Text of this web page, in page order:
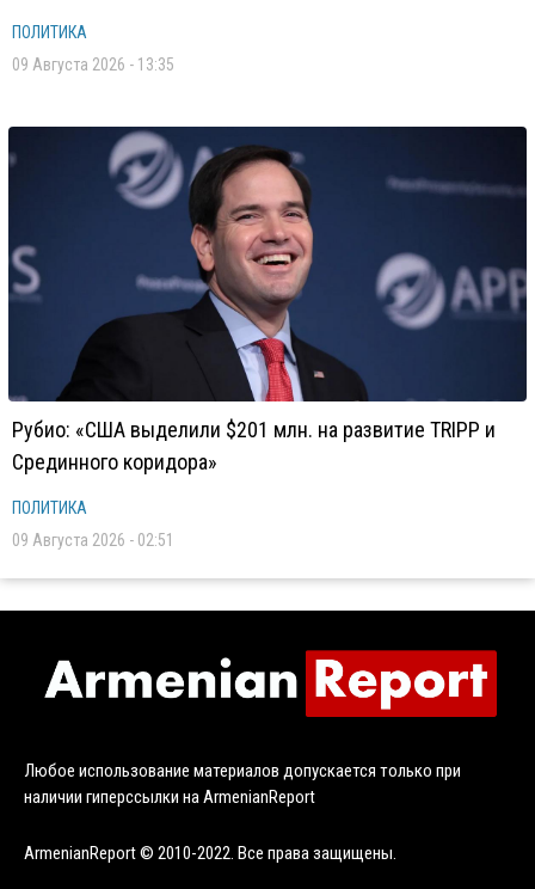
ПОЛИТИКА
09 Августа 2026 - 13:35
Рубио: «США выделили $201 млн. на развитие TRIPP и
Срединного коридора»
ПОЛИТИКА
09 Августа 2026 - 02:51
Любое использование материалов допускается только при
наличии гиперссылки на ArmenianReport
ArmenianReport © 2010-2022. Все права защищены.